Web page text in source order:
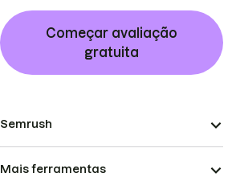
Começar avaliação
gratuita
Semrush
Mais ferramentas